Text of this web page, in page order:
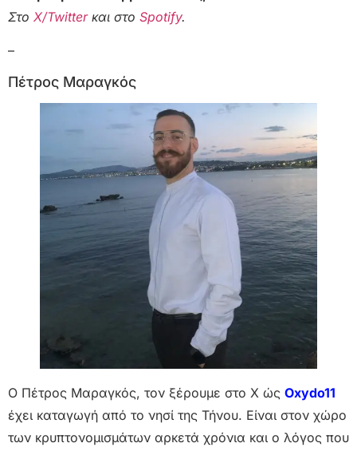
Στο Χ/Twitterκαι στο Spotify.
–
Πέτρος Μαραγκός
O Πέτρος Μαραγκός, τον ξέρουμε στο Χ ώς Oxydo11
έχει καταγωγή από το νησί της Τήνου. Είναι στον χώρο
των κρυπτονομισμάτων αρκετά χρόνια και ο λόγος που